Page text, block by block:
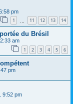
pm
1 11 12 13 14
du Brésil
am
1 2 3 4 5 6
pm
9:52 pm